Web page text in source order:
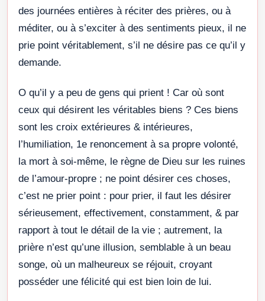
des journées entières à réciter des prières, ou à
méditer, ou à s’exciter à des sentiments pieux, il ne
prie point véritablement, s’il ne désire pas ce qu’il y
demande.
O qu’il y a peu de gens qui prient ! Car où sont
ceux qui désirent les véritables biens ? Ces biens
sont les croix extérieures & intérieures,
l’humiliation, 1e renoncement à sa propre volonté,
la mort à soi-même, le règne de Dieu sur les ruines
de l’amour-propre ; ne point désirer ces choses,
c’est ne prier point : pour prier, il faut les désirer
sérieusement, effectivement, constamment, & par
rapport à tout le détail de la vie ; autrement, la
prière n’est qu’une illusion, semblable à un beau
songe, où un malheureux se réjouit, croyant
posséder une félicité qui est bien loin de lui.